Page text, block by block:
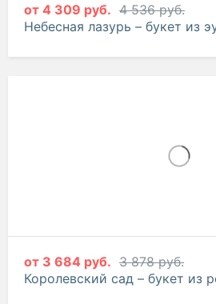
от 4 309 руб. 4 536 руб.
Небесная лазурь – букет из
от 3 684 руб. 3 878 руб.
Королевский сад – букет из